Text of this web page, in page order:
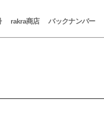
rakra商店 バックナンバー